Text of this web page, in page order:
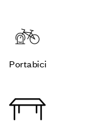
Portabici